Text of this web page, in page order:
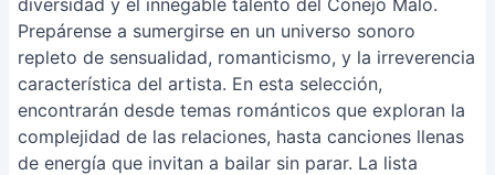
diversidad y el innegable talento del Conejo Malo.
Prepárense a sumergirse en un universo sonoro
repleto de sensualidad, romanticismo, y la irreverencia
característica del artista. En esta selección,
encontrarán desde temas románticos que exploran la
complejidad de las relaciones, hasta canciones llenas
de energía que invitan a bailar sin parar. La lista